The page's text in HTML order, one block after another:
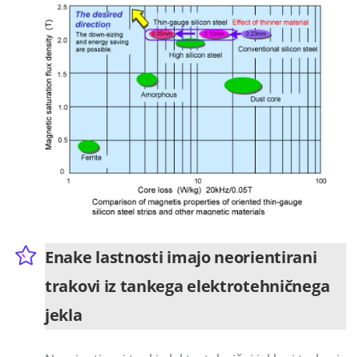
Enake lastnosti imajo neorientirani
trakovi iz tankega elektrotehničnega
jekla